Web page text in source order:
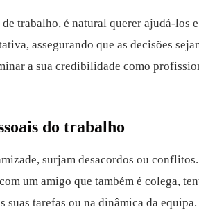
trabalho, é natural querer ajudá-
assegurando que as decisões
a sua credibilidade como
do trabalho
surjam desacordos ou
um amigo que também é colega,
suas tarefas ou na dinâmica da equipa.